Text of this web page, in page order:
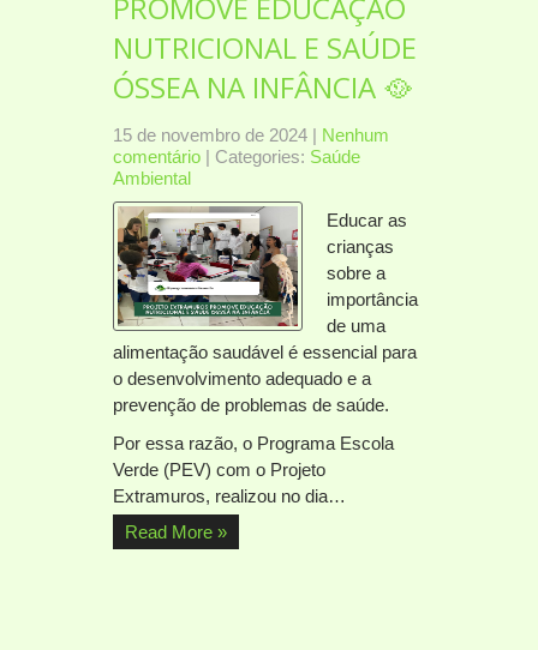
PROMOVE EDUCAÇÃO
NUTRICIONAL E SAÚDE
ÓSSEA NA INFÂNCIA 🥘
15 de novembro de 2024 | Nenhum
comentário | Categories: Saúde
Ambiental
Educar as
crianças
sobre a
importância
de uma
alimentação saudável é essencial para
o desenvolvimento adequado e a
prevenção de problemas de saúde.
Por essa razão, o Programa Escola
Verde (PEV) com o Projeto
Extramuros, realizou no dia…
Read More »